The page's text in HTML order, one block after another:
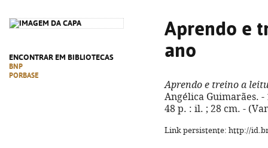
ENCONTRAR EM BIBLIOTECAS
BNP
PORBASE
Aprendo e
ano
Aprendo e treino a
Angélica Guimarães. -
48 p. : il. ; 28 cm. -
Link persistente: http://